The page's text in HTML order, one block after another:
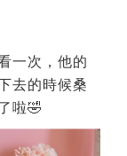
一次，他的
去的時候桑
啦🤣